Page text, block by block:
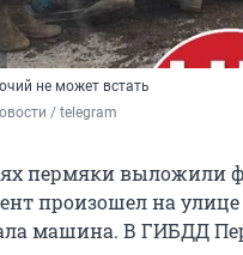
не может встать
/ telegram
пермяки выложили
произошел на
машина. В ГИБДД